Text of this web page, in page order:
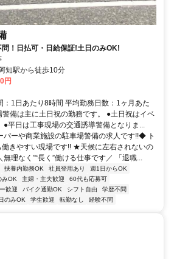
問！日払可・日給保証!土日のみOK!
知駅から徒歩10分
円
：1日あたり8時間 平均勤務日数：1ヶ月あた
警備は主に土日祝の勤務です。 ●土日祝はイベ
●平日は工事現場の交通誘導警備となりま...
ーや商業施設の駐車場警備の求人です!!◆ ト
働きやすい現場です!! ★天候に左右されないの
理なく”“長く”働ける仕事です／ 「退職...
扶養内勤務OK 社員登用あり
週1日からOK
みOK 主婦・主夫歓迎
60代も応募可
歓迎 バイク通勤OK シフト自由
学歴不問
のみOK 学生歓迎 転勤なし 経験不問